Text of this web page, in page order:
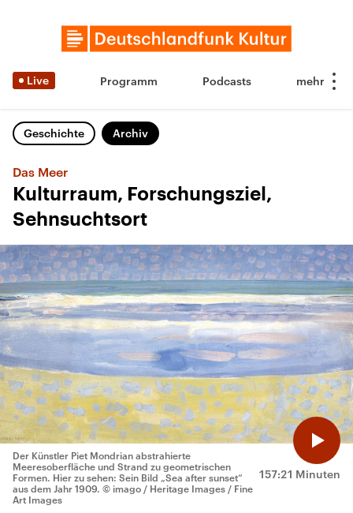
Live Programm Podcasts
Geschichte Archiv
Das Meer
Kulturraum, Forschungsziel,
Sehnsuchtsort
157:21 Minuten
Der Künstler Piet Mondrian abstrahierte
Meeresoberfläche und Strand zu geometrischen
Formen. Hier zu sehen: Sein Bild „Sea after sunset“
aus dem Jahr 1909. © imago / Heritage Images / Fine
Art Images